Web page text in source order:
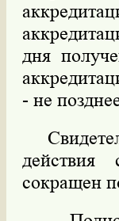
дня
- не
действия
сокращен